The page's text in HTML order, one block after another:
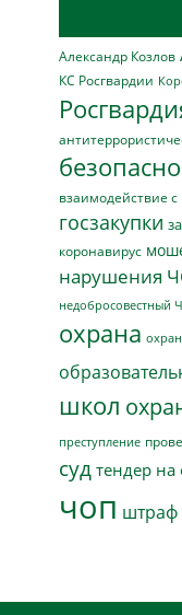
Александр Козлов
КС Росгвардии
взаимодействие
госзакупки
коронавирус
нарушения
недобросовестный
охрана
школ
преступление
суд тендер на
чоп штраф